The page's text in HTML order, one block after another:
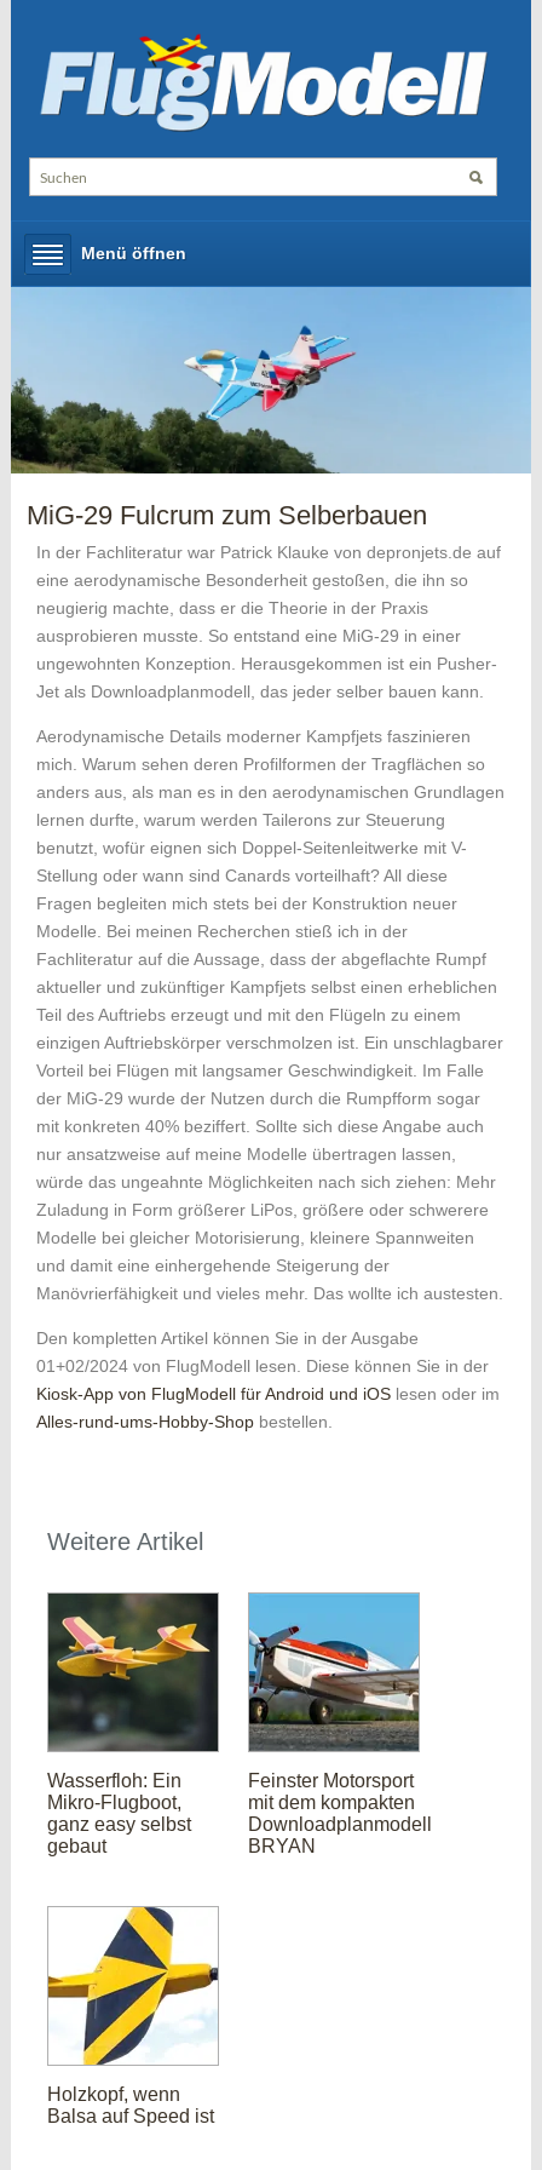
Menü öffnen
MiG-29 Fulcrum zum Selberbauen
In der Fachliteratur war Patrick Klauke von depronjets.de auf
eine aerodynamische Besonderheit gestoßen, die ihn so
neugierig machte, dass er die Theorie in der Praxis
ausprobieren musste. So entstand eine MiG-29 in einer
ungewohnten Konzeption. Herausgekommen ist ein Pusher-
Jet als Downloadplanmodell, das jeder selber bauen kann.
Aerodynamische Details moderner Kampfjets faszinieren
mich. Warum sehen deren Profilformen der Tragflächen so
anders aus, als man es in den aerodynamischen Grundlagen
lernen durfte, warum werden Tailerons zur Steuerung
benutzt, wofür eignen sich Doppel-Seitenleitwerke mit V-
Stellung oder wann sind Canards vorteilhaft? All diese
Fragen begleiten mich stets bei der Konstruktion neuer
Modelle. Bei meinen Recherchen stieß ich in der
Fachliteratur auf die Aussage, dass der abgeflachte Rumpf
aktueller und zukünftiger Kampfjets selbst einen erheblichen
Teil des Auftriebs erzeugt und mit den Flügeln zu einem
einzigen Auftriebskörper verschmolzen ist. Ein unschlagbarer
Vorteil bei Flügen mit langsamer Geschwindigkeit. Im Falle
der MiG-29 wurde der Nutzen durch die Rumpfform sogar
mit konkreten 40% beziffert. Sollte sich diese Angabe auch
nur ansatzweise auf meine Modelle übertragen lassen,
würde das ungeahnte Möglichkeiten nach sich ziehen: Mehr
Zuladung in Form größerer LiPos, größere oder schwerere
Modelle bei gleicher Motorisierung, kleinere Spannweiten
und damit eine einhergehende Steigerung der
Manövrierfähigkeit und vieles mehr. Das wollte ich austesten.
Den kompletten Artikel können Sie in der Ausgabe
01+02/2024 von FlugModell lesen. Diese können Sie in der
Kiosk-App von FlugModell für Android und iOS lesen oder im
Alles-rund-ums-Hobby-Shop bestellen.
Weitere Artikel
Wasserfloh: Ein
Mikro-Flugboot,
ganz easy selbst
gebaut
Feinster Motorsport
mit dem kompakten
Downloadplanmodell
BRYAN
Holzkopf, wenn
Balsa auf Speed ist